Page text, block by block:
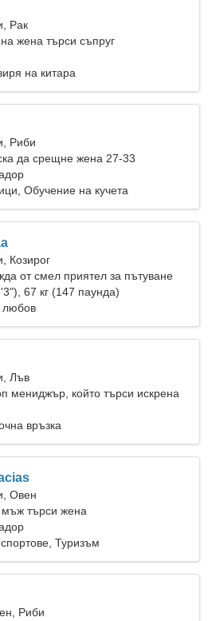
Рак
жена търси съпруг
на китара
Риби
да срещне жена 27-33
Обучение на кучета
Козирог
от смел приятел за пътуване
67 кг (147 паунда)
любов
Лъв
мениджър, който търси искрена
връзка
Овен
търси жена
Туризъм
Риби